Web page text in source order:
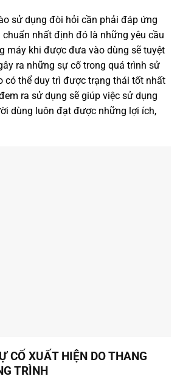
sử dụng đòi hỏi cần phải đáp ứng
chuẩn nhất định đó là những yêu cầu
máy khi được đưa vào dùng sẽ tuyệt
ra những sự cố trong quá trình sử
có thể duy trì được trạng thái tốt nhất
ra sử dụng sẽ giúp việc sử dụng
dùng luôn đạt được những lợi ích,
CỐ XUẤT HIỆN DO THANG
TRÌNH